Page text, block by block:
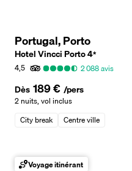
Portugal, Porto
Hotel Vincci Porto4*
4,5
2 088avis
Dès 189 € /pers
2 nuits, vol inclus
City break
Centre ville
Voyage itinérant